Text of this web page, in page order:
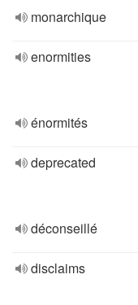
monarchique
enormities
énormités
deprecated
déconseillé
disclaims